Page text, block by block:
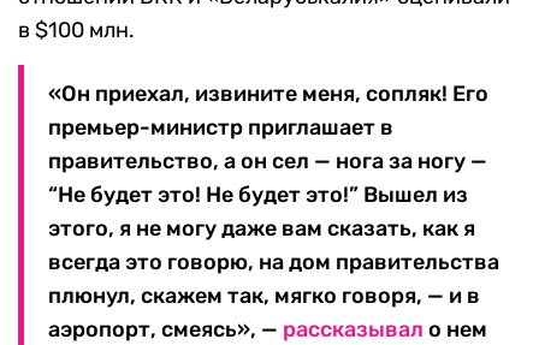
в $100 млн.
«Он приехал, извините меня, сопляк! Его
премьер-министр приглашает в
правительство, а он сел — нога за ногу —
“Не будет это! Не будет это!” Вышел из
этого, я не могу даже вам сказать, как я
всегда это говорю, на дом правительства
плюнул, скажем так, мягко говоря, — и в
аэропорт, смеясь», — рассказывал о нем